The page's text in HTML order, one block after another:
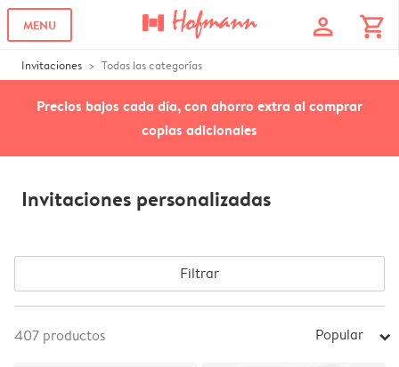
MENU profile shopping_cart
Invitaciones Todas las categorías
Precios bajos cada día, con ahorro extra al comprar
copias adicionales
Invitaciones personalizadas
Filtrar
407 productos Popular arrow_right